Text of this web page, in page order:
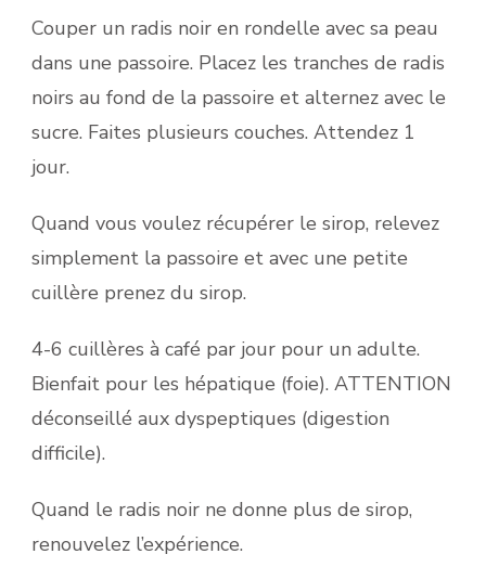
Couper un radis noir en rondelle avec sa peau
dans une passoire. Placez les tranches de radis
noirs au fond de la passoire et alternez avec le
sucre. Faites plusieurs couches. Attendez 1
jour.
Quand vous voulez récupérer le sirop, relevez
simplement la passoire et avec une petite
cuillère prenez du sirop.
4-6 cuillères à café par jour pour un adulte.
Bienfait pour les hépatique (foie). ATTENTION
déconseillé aux dyspeptiques (digestion
difficile).
Quand le radis noir ne donne plus de sirop,
renouvelez l’expérience.